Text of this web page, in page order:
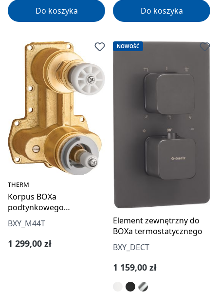
Do koszyka Do koszyka
THERM
Korpus BOXa
podtynkowego
termostatycznego z
przełącznikiem natrysku
BXY_M44T
Cena regularna:
1 299,00 zł
NOWOŚĆ
Element zewnętrzny do
BOXa termostatycznego
BXY_DECT
Cena regularna:
1 159,00 zł